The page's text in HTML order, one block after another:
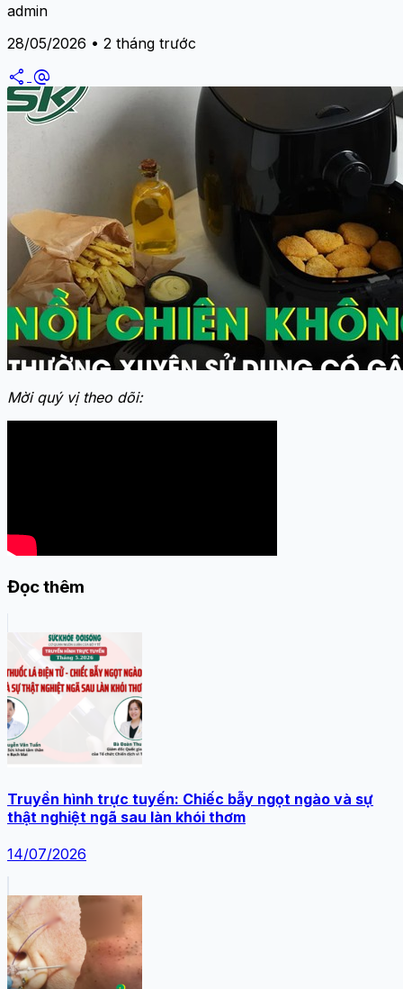
admin
28/05/2026 • 2 tháng trước
share alternate_email
Mời quý vị theo dõi:
Đọc thêm
Truyền hình trực tuyến: Chiếc bẫy ngọt ngào và sự
thật nghiệt ngã sau làn khói thơm
14/07/2026